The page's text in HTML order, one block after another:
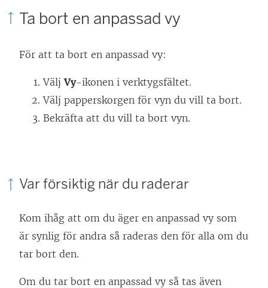
Ta bort en anpassad vy
För att ta bort en anpassad vy:
VäljVy-ikonen i verktygsfältet.
Välj papperskorgen för vyn du vill ta bort.
Bekräfta att du vill ta bort vyn.
Var försiktig när du raderar
Kom ihåg att om du äger en anpassad vy som
är synlig för andra så raderas den för alla om du
tar bort den.
Om du tar bort en anpassad vy så tas även